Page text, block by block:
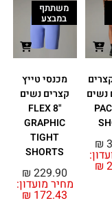
נשים
₪
₪
משתתף
במבצע
מכנסי טייץ
קצרים נשים
FLEX 8"
GRAPHIC
TIGHT
SHORTS
מחיר מועדון:
₪ 172.43
₪ 229.90